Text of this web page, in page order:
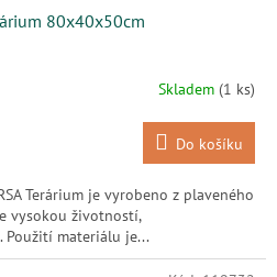
80x40x50cm
Skladem (1 ks)
Do košíku
Terárium je vyrobeno z plaveného
vysokou životností,
materiálu je...